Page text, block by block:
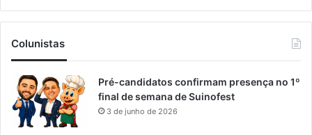
Colunistas
Pré-candidatos confirmam presença no 1º
final de semana de Suinofest
3 de junho de 2026